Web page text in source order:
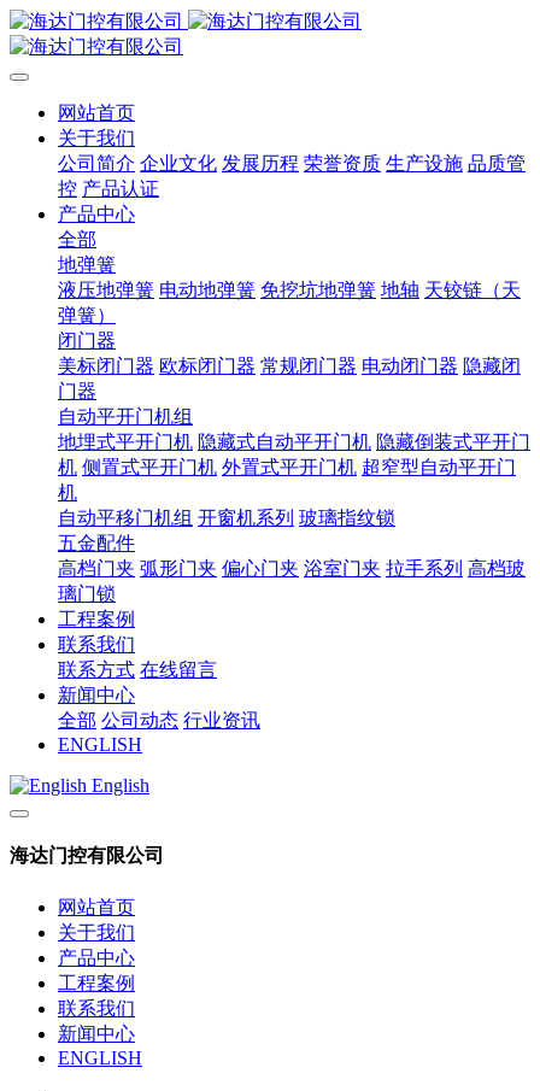
网站首页
关于我们
公司简介 企业文化 发展历程 荣誉资质 生产设施 品质管
控 产品认证
产品中心
全部
地弹簧
液压地弹簧 电动地弹簧 免挖坑地弹簧 地轴 天铰链（天
弹簧）
闭门器
美标闭门器 欧标闭门器 常规闭门器 电动闭门器 隐藏闭
门器
自动平开门机组
地埋式平开门机 隐藏式自动平开门机 隐藏倒装式平开门
机 侧置式平开门机 外置式平开门机 超窄型自动平开门
机
自动平移门机组 开窗机系列 玻璃指纹锁
五金配件
高档门夹 弧形门夹 偏心门夹 浴室门夹 拉手系列 高档玻
璃门锁
工程案例
联系我们
联系方式 在线留言
新闻中心
全部 公司动态 行业资讯
ENGLISH
English
海达门控有限公司
网站首页
关于我们
产品中心
工程案例
联系我们
新闻中心
ENGLISH